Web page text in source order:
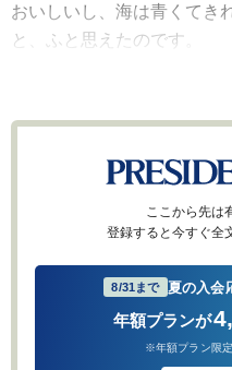
おいしいし、海は青くてき
と、ふと思えたのです。
ここから先は
登録すると今すぐ全
8/31まで 夏の入会
年額プランが
※年額プラン限